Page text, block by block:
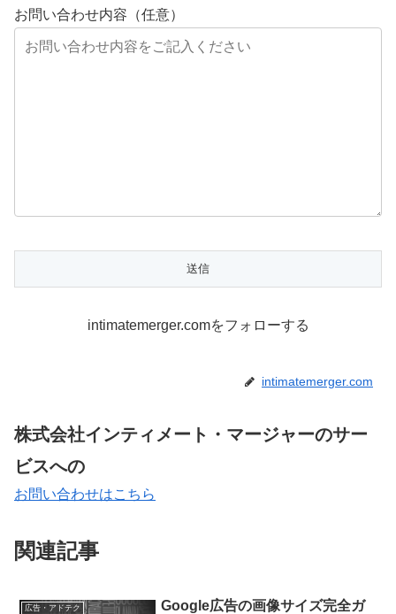
お問い合わせ内容（任意）
intimatemerger.comをフォローする
intimatemerger.com
株式会社インティメート・マージャーのサー
ビスへの
お問い合わせはこちら
関連記事
広告・アドテク
Google広告の画像サイズ完全ガ